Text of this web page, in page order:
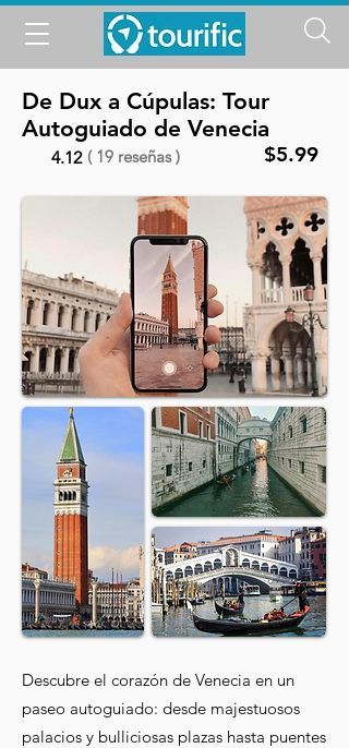
De Dux a Cúpulas: Tour
Autoguiado de Venecia
4.12 ( 19 reseñas ) $5.99
Descubre el corazón de Venecia en un
paseo autoguiado: desde majestuosos
palacios y bulliciosas plazas hasta puentes